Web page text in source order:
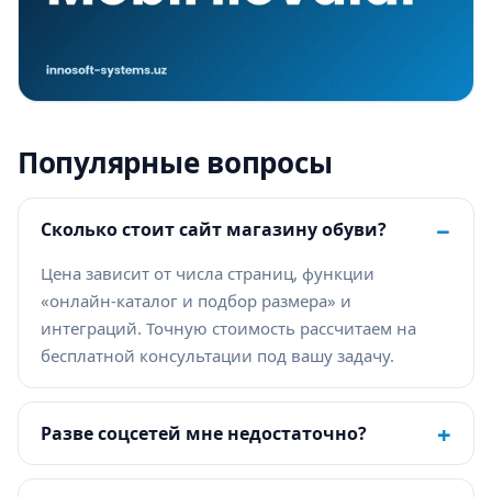
Популярные вопросы
Сколько стоит сайт магазину обуви? −
Цена зависит от числа страниц, функции
«онлайн-каталог и подбор размера» и
интеграций. Точную стоимость рассчитаем на
бесплатной консультации под вашу задачу.
Разве соцсетей мне недостаточно? +